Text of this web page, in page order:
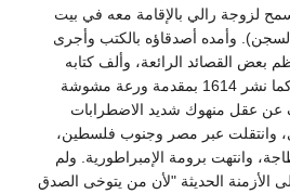
لزوجة رالي بالإقامة معه في بيت
وأمده أصدقاؤه بالكتب وأجرى
بعض القصائد الرائعة، وألف كتابه
"تاريخ العالم". وبدأ الكتاب- كما نشر 1614 بمقدمة ورعة مشوشة
عقل منهوك شديد الاضطرابات
وانتقلت عبر مصر وجنوب فلسطين،
وانتهت برومة الإمبراطورية. ولم
الحديثة "لأن من يتوخى الصدق